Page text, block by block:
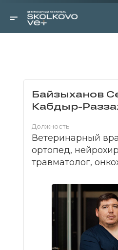
Байзыханов
Кабдыр-
Должность
Ветеринарный
ортопед,
травматолог,